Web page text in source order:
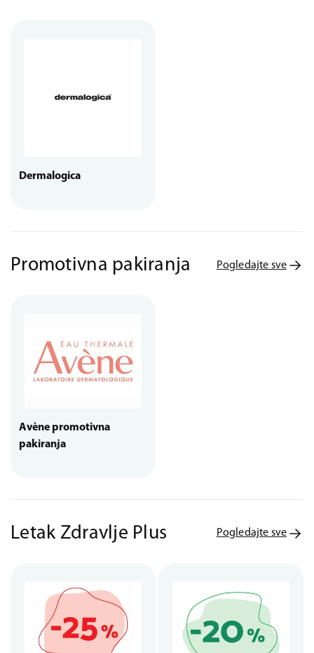
Dermalogica
Promotivna pakiranja Pogledajte sve
Avène promotivna
pakiranja
Letak Zdravlje Plus Pogledajte sve